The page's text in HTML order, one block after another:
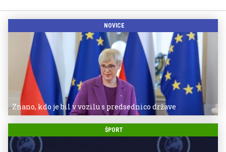
NOVICE
Znano, kdo je bil v vozilu s predsednico države
ŠPORT